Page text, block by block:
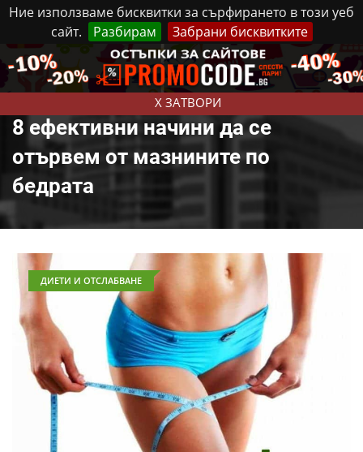
Ние използваме бисквитки за сърфирането в този уеб
сайт.
Разбирам Забрани бисквитките
X ЗАТВОРИ
Петък, 7 Август, 2026 Реклама Контакти
8 ефективни начини да се
отървем от мазнините по
бедрата
ДИЕТИ И ОТСЛАБВАНЕ